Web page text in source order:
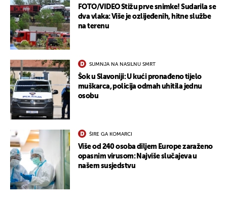
FOTO/VIDEO Stižu prve snimke! Sudarila se
dva vlaka: Više je ozlijeđenih, hitne službe
na terenu
SUMNJA NA NASILNU SMRT
Šok u Slavoniji: U kući pronađeno tijelo
muškarca, policija odmah uhitila jednu
osobu
ŠIRE GA KOMARCI
Više od 240 osoba diljem Europe zaraženo
opasnim virusom: Najviše slučajeva u
našem susjedstvu